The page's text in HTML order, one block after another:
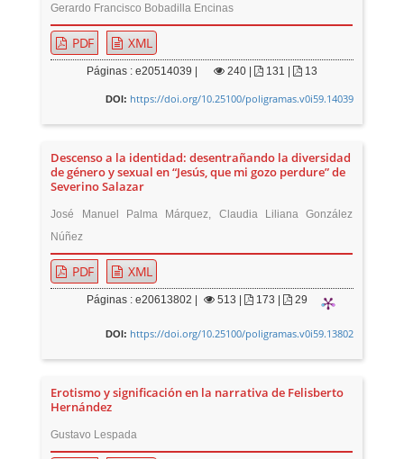
Gerardo Francisco Bobadilla Encinas
PDF XML
Páginas : e20514039 | 240| 131 | 13
DOI: https://doi.org/10.25100/poligramas.v0i59.14039
Descenso a la identidad: desentrañando la diversidad
de género y sexual en “Jesús, que mi gozo perdure” de
Severino Salazar
José Manuel Palma Márquez, Claudia Liliana González
Núñez
PDF XML
Páginas : e20613802 | 513 173 | 29
DOI: https://doi.org/10.25100/poligramas.v0i59.13802
Erotismo y significación en la narrativa de Felisberto
Hernández
Gustavo Lespada